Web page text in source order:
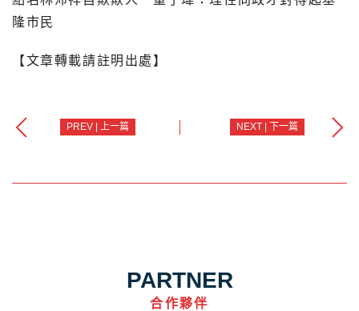
隆市民
【文章轉載請註明出處】
PREV | 上一篇 NEXT | 下一篇
PARTNER
合作夥伴